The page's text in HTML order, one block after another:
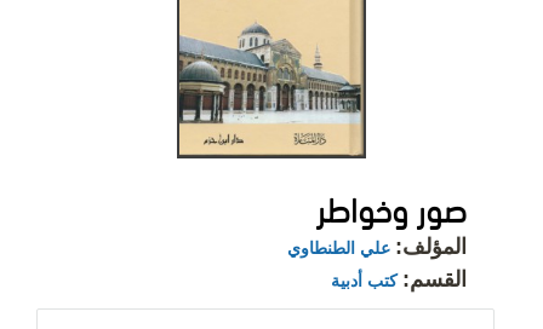
صور وخواطر
المؤلف: علي الطنطاوي
القسم: كتب أدبية